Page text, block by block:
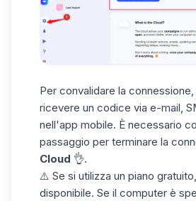
Per convalidare la
ricevere un codice via e-mail,
nell'app mobile. È necessario
passaggio per terminare la
Cloud 👌.
⚠️ Se si utilizza un piano
disponibile. Se il computer è